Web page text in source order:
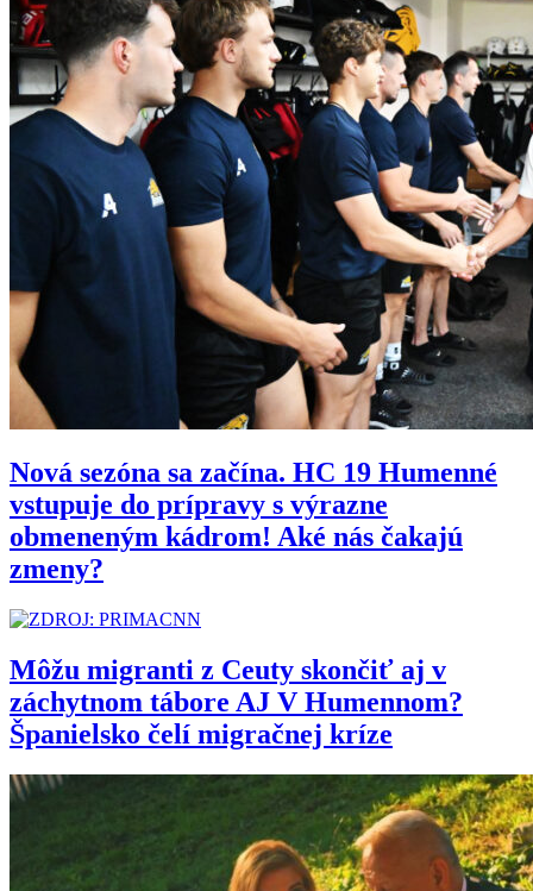
Nová sezóna sa začína. HC 19 Humenné
vstupuje do prípravy s výrazne
obmeneným kádrom! Aké nás čakajú
zmeny?
Môžu migranti z Ceuty skončiť aj v
záchytnom tábore AJ V Humennom?
Španielsko čelí migračnej kríze